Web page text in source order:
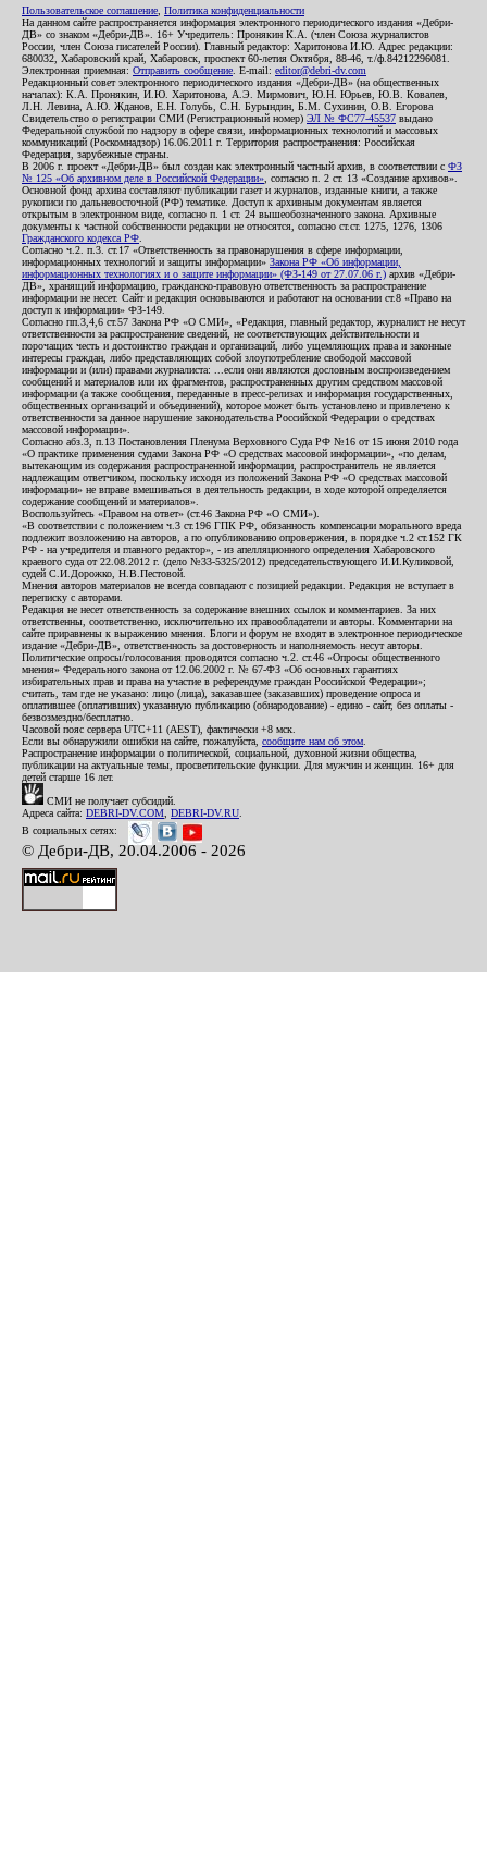
Пользовательское соглашение Политика конфиденциальности
На данном сайте распространяется информация электронного периодического издания «Дебри-
ДВ» со знаком «Дебри-ДВ». 16+ Учредитель: Пронякин К.А. (член Союза журналистов
России, член Союза писателей России). Главный редактор: Харитонова И.Ю. Адрес редакции:
680032, Хабаровский край, Хабаровск, проспект 60-летия Октября, 88-46, т./ф.84212296081.
Электронная приемная: Отправить сообщение . E-mail: editor@debri-dv.com
Редакционный совет электронного периодического издания «Дебри-ДВ» (на общественных
началах): К.А. Пронякин, И.Ю. Харитонова, А.Э. Мирмович, Ю.Н. Юрьев, Ю.В. Ковалев,
Л.Н. Левина, А.Ю. Жданов, Е.Н. Голубь, С.Н. Бурындин, Б.М. Сухинин, О.В. Егорова
Свидетельство о регистрации СМИ (Регистрационный номер) ЭЛ № ФС77-45537 выдано
Федеральной службой по надзору в сфере связи, информационных технологий и массовых
коммуникаций (Роскомнадзор) 16.06.2011 г. Территория распространения: Российская
Федерация, зарубежные страны.
В 2006 г. проект «Дебри-ДВ» был создан как электронный частный архив, в соответствии с ФЗ
№ 125 «Об архивном деле в Российской Федерации» , согласно п. 2 ст. 13 «Создание архивов».
Основной фонд архива составляют публикации газет и журналов, изданные книги, а также
рукописи по дальневосточной (РФ) тематике. Доступ к архивным документам является
открытым в электронном виде, согласно п. 1 ст. 24 вышеобозначенного закона. Архивные
документы к частной собственности редакции не относятся, согласно ст.ст. 1275, 1276, 1306
Гражданского кодекса РФ
Согласно ч.2. п.3. ст.17 «Ответственность за правонарушения в сфере информации,
информационных технологий и защиты информации» Закона РФ «Об информации,
информационных технологиях и о защите информации» (ФЗ-149 от 27.07.06 г.) архив «Дебри-
ДВ», хранящий информацию, гражданско-правовую ответственность за распространение
информации не несет. Сайт и редакция основываются и работают на основании ст.8 «Право на
доступ к информации» ФЗ-149.
Согласно пп.3,4,6 ст.57 Закона РФ «О СМИ», «Редакция, главный редактор, журналист не несут
ответственности за распространение сведений, не соответствующих действительности и
порочащих честь и достоинство граждан и организаций, либо ущемляющих права и законные
интересы граждан, либо представляющих собой злоупотребление свободой массовой
информации и (или) правами журналиста: ...если они являются дословным воспроизведением
сообщений и материалов или их фрагментов, распространенных другим средством массовой
информации (а также сообщения, переданные в пресс-релизах и информация государственных,
общественных организаций и объединений), которое может быть установлено и привлечено к
ответственности за данное нарушение законодательства Российской Федерации о средствах
массовой информации».
Согласно абз.3, п.13 Постановления Пленума Верховного Суда РФ №16 от 15 июня 2010 года
«О практике применения судами Закона РФ «О средствах массовой информации», «по делам,
вытекающим из содержания распространенной информации, распространитель не является
надлежащим ответчиком, поскольку исходя из положений Закона РФ «О средствах массовой
информации» не вправе вмешиваться в деятельность редакции, в ходе которой определяется
содержание сообщений и материалов».
Воспользуйтесь «Правом на ответ» (ст.46 Закона РФ «О СМИ»).
«В соответствии с положением ч.3 ст.196 ГПК РФ, обязанность компенсации морального вреда
подлежит возложению на авторов, а по опубликованию опровержения, в порядке ч.2 ст.152 ГК
РФ - на учредителя и главного редактор», - из апелляционного определения Хабаровского
краевого суда от 22.08.2012 г. (дело №33-5325/2012) председательствующего И.И.Куликовой,
судей С.И.Дорожко, Н.В.Пестовой.
Мнения авторов материалов не всегда совпадают с позицией редакции. Редакция не вступает в
переписку с авторами.
Редакция не несет ответственность за содержание внешних ссылок и комментариев. За них
ответственны, соответственно, исключительно их правообладатели и авторы. Комментарии на
сайте приравнены к выражению мнения. Блоги и форум не входят в электронное периодическое
издание «Дебри-ДВ», ответственность за достоверность и наполняемость несут авторы.
Политические опросы/голосования проводятся согласно ч.2. ст.46 «Опросы общественного
мнения» Федерального закона от 12.06.2002 г. № 67-ФЗ «Об основных гарантиях
избирательных прав и права на участие в референдуме граждан Российской Федерации»;
считать, там где не указано: лицо (лица), заказавшее (заказавших) проведение опроса и
оплатившее (оплативших) указанную публикацию (обнародование) - едино - сайт, без оплаты -
безвозмездно/бесплатно.
Часовой пояс сервера UTC+11 (AEST), фактически +8 мск.
Если вы обнаружили ошибки на сайте, пожалуйста, сообщите нам об этом
Распространение информации о политической, социальной, духовной жизни общества,
публикации на актуальные темы, просветительские функции. Для мужчин и женщин. 16+ для
детей старше 16 лет.
СМИ не получает субсидий.
Адреса сайта: DEBRI-DV.COM DEBRI-DV.RU
В социальных сетях:
© Дебри-ДВ, 20.04.2006 - 2026